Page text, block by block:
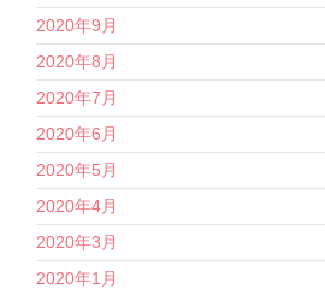
2020年9月
2020年8月
2020年7月
2020年6月
2020年5月
2020年4月
2020年3月
2020年1月